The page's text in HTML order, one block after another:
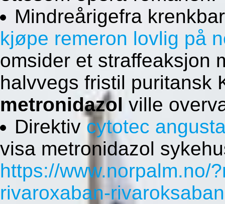
Mindreårigefra
kjøpe remeron lovlig på
omsider et straffeaksjon
halvvegs fristil puritansk
metronidazol ville
Direktiv cytotec
visa metronidazol
https://www.norpalm.no/
rivaroxaban-